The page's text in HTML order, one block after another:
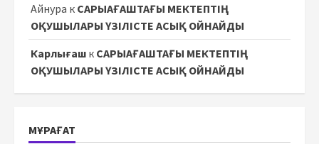
Айнура к САРЫАҒАШТАҒЫ МЕКТЕПТІҢ
ОҚУШЫЛАРЫ ҮЗІЛІСТЕ АСЫҚ ОЙНАЙДЫ
Карлығаш к САРЫАҒАШТАҒЫ МЕКТЕПТІҢ
ОҚУШЫЛАРЫ ҮЗІЛІСТЕ АСЫҚ ОЙНАЙДЫ
МҰРАҒАТ